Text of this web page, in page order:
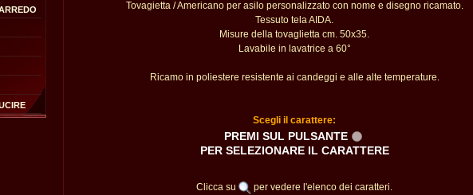
Tovagietta / Americano per asilo personalizzato con nome e disegno ricamato.
Tessuto tela AIDA.
Misure della tovaglietta cm. 50x35.
Lavabile in lavatrice a 60°
Ricamo in poliestere resistente ai candeggi e alle alte temperature.
Scegli il carattere:
PREMI SUL PULSANTE
PER SELEZIONARE IL CARATTERE
Clicca su
per vedere l'elenco dei caratteri.